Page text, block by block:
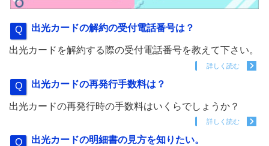
出光カードの解約の受付電話番号は？
出光カードを解約する際の受付電話番号を教えて下さい。
詳しく読む
出光カードの再発行手数料は？
出光カードの再発行時の手数料はいくらでしょうか？
詳しく読む
出光カードの明細書の見方を知りたい。